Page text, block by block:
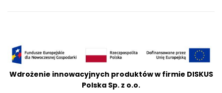
Wdrożenie innowacyjnych produktów w firmie DISKUS
Polska Sp. z o.o.